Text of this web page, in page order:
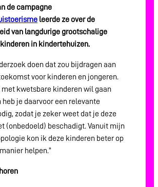
de campagne
leerde ze over de
van langdurige grootschalige
in kindertehuizen.
doen dat zou bijdragen aan
voor kinderen en jongeren.
kwetsbare kinderen wil gaan
heb je daarvoor een relevante
zodat je zeker weet dat je deze
(onbedoeld) beschadigt. Vanuit mijn
kon ik deze kinderen beter op
helpen.”